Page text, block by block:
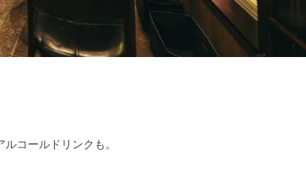
コールドリンクも。